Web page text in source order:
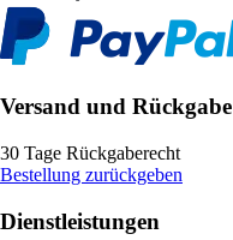
Versand und Rückgabe
30 Tage Rückgaberecht
Bestellung zurückgeben
Dienstleistungen